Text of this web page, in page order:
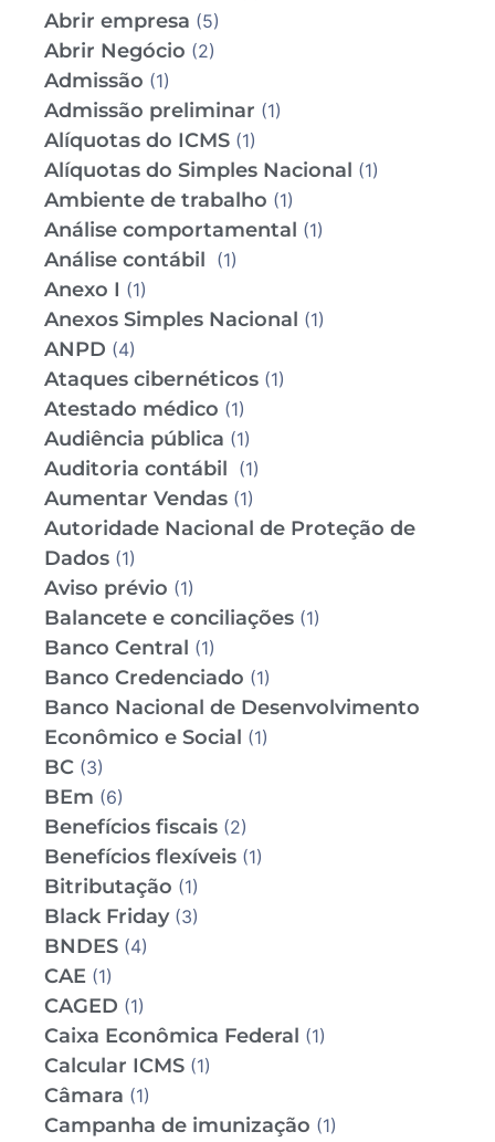
Abrir empresa (5)
Abrir Negócio (2)
Admissão (1)
Admissão preliminar (1)
Alíquotas do ICMS (1)
Alíquotas do Simples Nacional (1)
Ambiente de trabalho (1)
Análise comportamental (1)
Análise contábil (1)
Anexo I (1)
Anexos Simples Nacional (1)
ANPD (4)
Ataques cibernéticos (1)
Atestado médico (1)
Audiência pública (1)
Auditoria contábil (1)
Aumentar Vendas (1)
Autoridade Nacional de Proteção de
Dados (1)
Aviso prévio (1)
Balancete e conciliações (1)
Banco Central (1)
Banco Credenciado (1)
Banco Nacional de Desenvolvimento
Econômico e Social (1)
BC (3)
BEm (6)
Benefícios fiscais (2)
Benefícios flexíveis (1)
Bitributação (1)
Black Friday(3)
BNDES (4)
CAE (1)
CAGED (1)
Caixa Econômica Federal (1)
Calcular ICMS (1)
Câmara (1)
Campanha de imunização (1)